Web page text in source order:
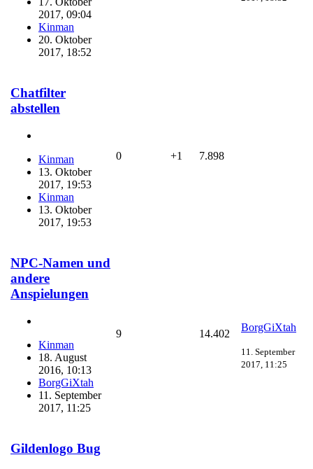
2017, 09:04
Kinman
20. Oktober
2017, 18:52
Chatfilter
abstellen
Kinman
13. Oktober
2017, 19:53
Kinman
13. Oktober
2017, 19:53
0 +1 7.898
NPC-Namen und
andere
Anspielungen
Kinman
18. August
2016, 10:13
BorgGiXtah
11. September
2017, 11:25
9 14.402
BorgGiXtah
11. September
2017, 11:25
Gildenlogo Bug